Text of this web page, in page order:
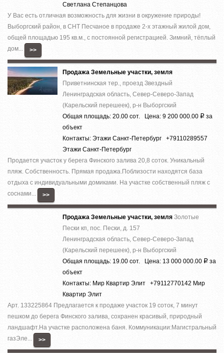
Светлана Степанцова
У Вас есть отличная возможность для жизни в окружение природы!
Выборгский район, в СНТ Песчаное в продаже 2-х этажный жилой дом,
общей площадью 195 кв.м., с постоянной регистрацией. Зимний, тёплый
дом...
>>
Продажа Земельные участки, земля
Приветнинская тер., проезд Звездный
Ленинградская область, Север-Северо-Запад
(Карельский перешеек), р-н Выборгский
Общая площадь: 20.00 сот. Цена: 9 200 000.00 Р за
объект
Контакты: Этажи Санкт-Петербург +79110289557
Этажи Санкт-Петербург
Продается участок у берега Финского залива 20,8 соток. Уникальный
пляж. Собственность. Прямая продажа.Поблизости находятся база
отдыха с индивидуальными домиками. На участке собственный пляж с
соснами...
>>
Продажа Земельные участки, земля Золотые
Пески кп, пос. Пески, д. 157
Ленинградская область, Север-Северо-Запад
(Карельский перешеек), р-н Выборгский
Общая площадь: 19.00 сот. Цена: 13 000 000.00 Р за
объект
Контакты: Мир Квартир Элит +79112770142 Мир
Квартир Элит
Арт. 133225864 Предлагается к продаже участок 19 соток, 7 минут
пешком до берега Финского залива, сохранен красивый, природный
ландшафт.На участке расположена баня. Коммуникации:Магистральный
газЭле...
>>